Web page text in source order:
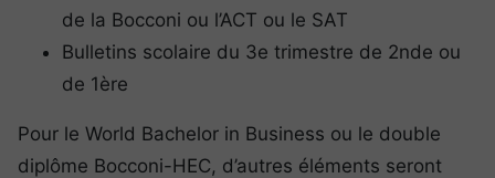
de la Bocconi ou l’ACT ou le SAT
Bulletins scolaire du 3e trimestre de 2nde ou
de 1ère
Pour le World Bachelor in Business ou le double
diplôme Bocconi-HEC, d’autres éléments seront